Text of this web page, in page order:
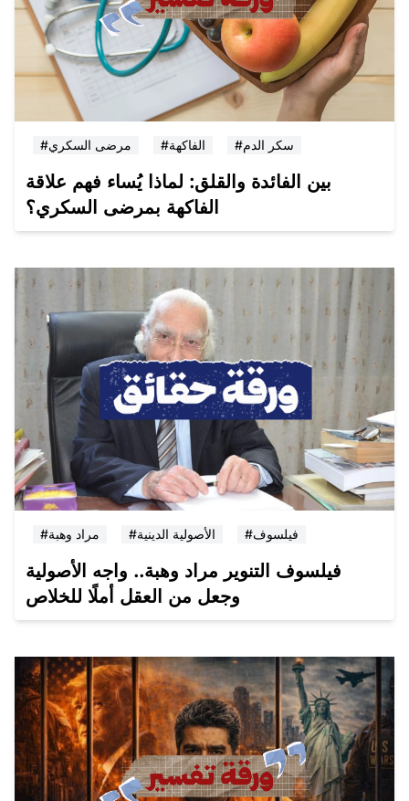
#مرضى السكري #الفاكهة #سكر الدم
بين الفائدة والقلق: لماذا يُساء فهم علاقة
الفاكهة بمرضى السكري؟
#مراد وهبة #الأصولية الدينية #فيلسوف
فيلسوف التنوير مراد وهبة.. واجه الأصولية
وجعل من العقل أملًا للخلاص